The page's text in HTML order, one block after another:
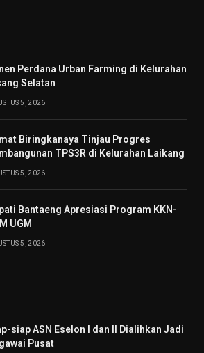
Perdana Urban Farming di Kelurahan
Selatan
5, 2026
Biringkanaya Tinjau Progres
TPS3R di Kelurahan Laikang
5, 2026
Bantaeng Apresiasi Program KKN-
UGM
5, 2026
siap ASN Eselon I dan II Dialihkan Jadi
Pusat